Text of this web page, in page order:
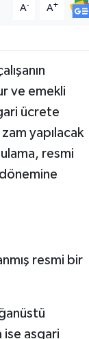
A- A+
ve emekli
ücrete
yapılacak
resmi
resmi bir
asgari